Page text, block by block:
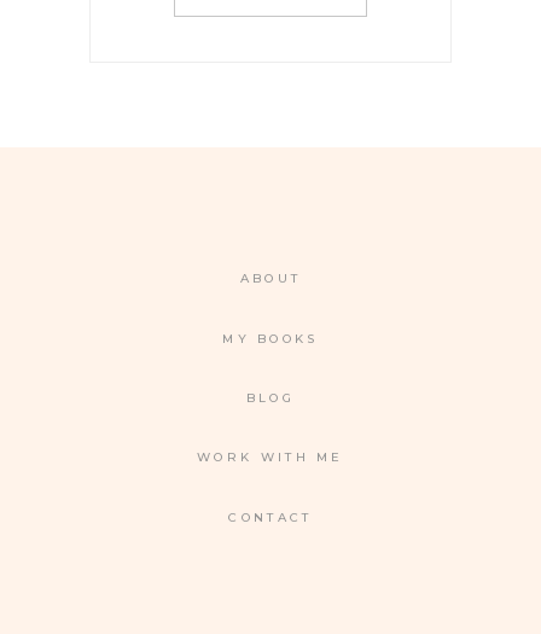
ABOUT
MY BOOKS
BLOG
WORK WITH ME
CONTACT